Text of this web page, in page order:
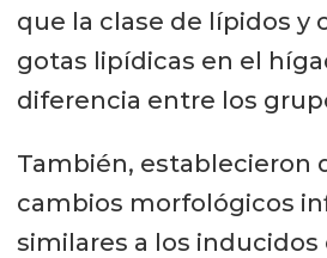
que la clase de lípidos y
gotas lipídicas en el
diferencia entre los
También, establecieron
cambios morfológicos
similares a los